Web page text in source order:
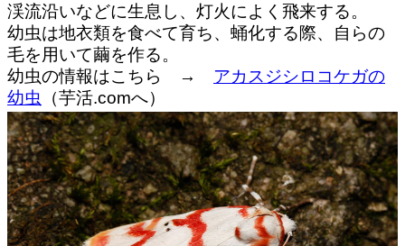
渓流沿いなどに生息し、灯火によく飛来する。
幼虫は地衣類を食べて育ち、蛹化する際、自らの
毛を用いて繭を作る。
幼虫の情報はこちら → アカスジシロコケガの
幼虫 （芋活.comへ）